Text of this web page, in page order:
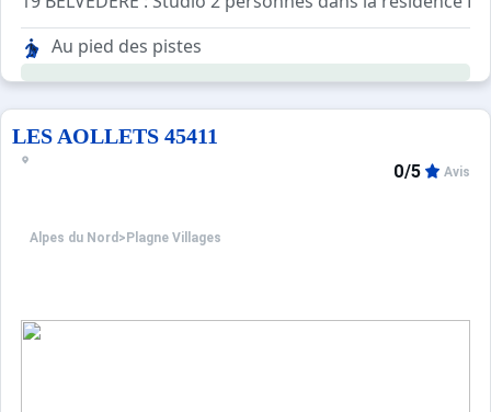
- Séjour avec 2 lit d'une personne. TV
- Salle d'eau avec lavabo douche et WC
ANIMAUX NON ADMIS
Au pied des pistes
LES AOLLETS 45411
Alpes du Nord > Plagne Villages
0/5 Avis